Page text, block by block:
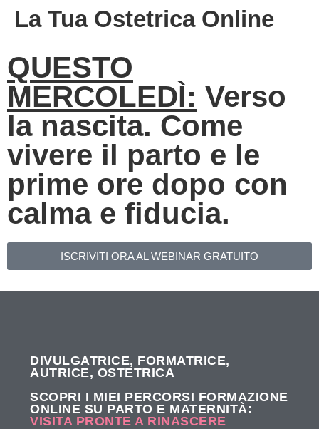
La Tua Ostetrica Online
QUESTO
MERCOLEDÌ: Verso
la nascita. Come
vivere il parto e le
prime ore dopo con
calma e fiducia.
ISCRIVITI ORA AL WEBINAR GRATUITO
DIVULGATRICE, FORMATRICE,
AUTRICE, OSTETRICA
SCOPRI I MIEI PERCORSI FORMAZIONE
ONLINE SU PARTO E MATERNITÀ:
VISITA PRONTE A RINASCERE